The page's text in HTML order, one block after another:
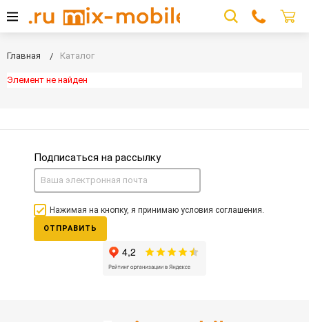
Главная Каталог
Элемент не найден
Подписаться на рассылку
Нажимая на кнопку, я принимаю условия соглашения.
ОТПРАВИТЬ